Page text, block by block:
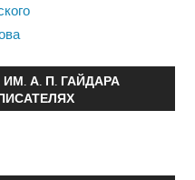
А. П. ГАЙДАРА